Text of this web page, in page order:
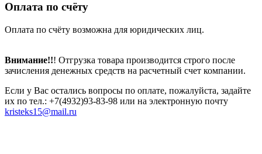
Оплата по счёту
Оплата по счёту возможна для юридических лиц.
Внимание!!! Отгрузка товара производится строго после
зачисления денежных средств на расчетный счет компании.
Если у Вас остались вопросы по оплате, пожалуйста, задайте
их по тел.: +7(4932)93-83-98 или на электронную почту
kristeks15@mail.ru